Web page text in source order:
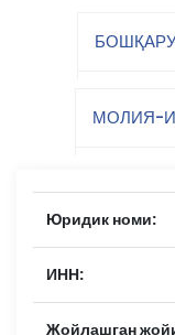
МОЛИЯ-
Юридик номи:
ИНН:
Жойлашган